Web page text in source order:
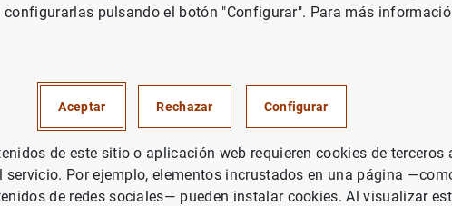
de los Premios Finanzas para
configurarlas pulsando el botón "Configurar". Para más
Aceptar Rechazar Configurar
de este sitio o aplicación web requieren cookies de terceros
servicio. Por ejemplo, elementos incrustados en una página
de redes sociales— pueden instalar cookies. Al visualizar